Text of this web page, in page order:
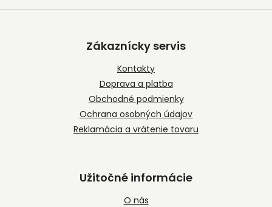
Z
Zákaznícky servis
Kontakty
Doprava a platba
Obchodné podmienky
Ochrana osobných údajov
Reklamácia a vrátenie tovaru
Užitočné informácie
O nás